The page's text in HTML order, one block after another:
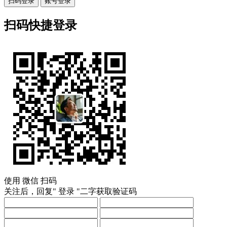
扫码快捷登录
使用 微信 扫码
关注后，回复" 登录 "二字获取验证码